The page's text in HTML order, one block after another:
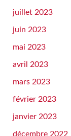
juillet 2023
juin 2023
mai 2023
avril 2023
mars 2023
février 2023
janvier 2023
décembre 2022